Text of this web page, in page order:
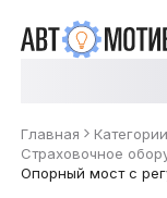
Главная
Страховочное
Опорный мост с